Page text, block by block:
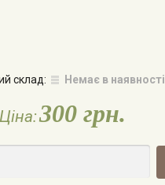
склад: Немає в наявності
Ціна:300 грн.